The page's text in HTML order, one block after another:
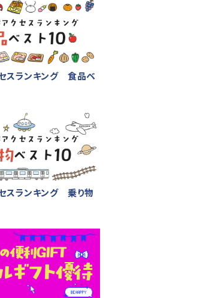
スランキング 食品ベ
スランキング 乗り物